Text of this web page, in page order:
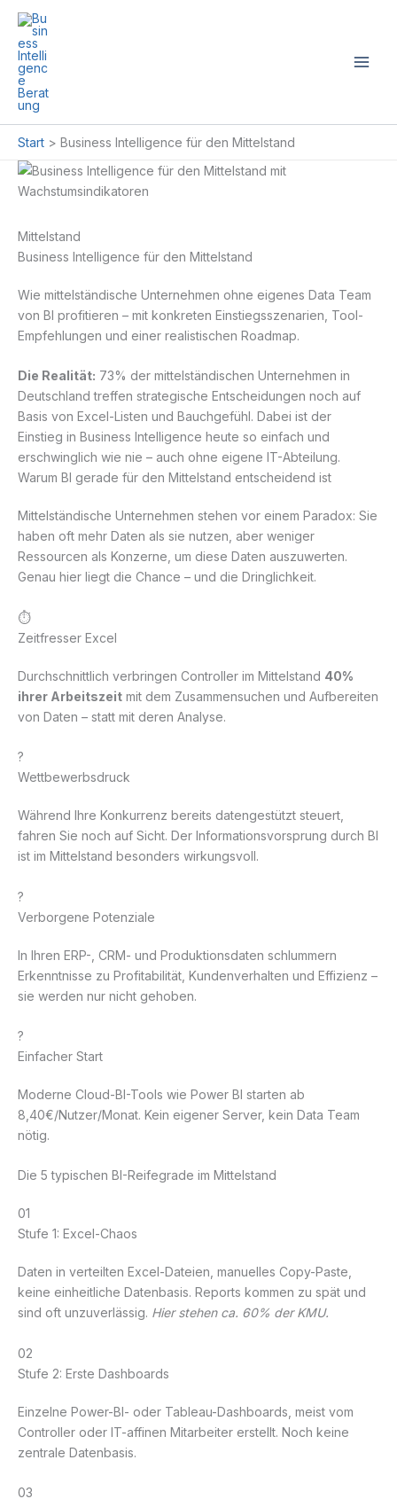
Zum
Inhalt
springen
Start Business Intelligence für den Mittelstand
Mittelstand
Business Intelligence für den Mittelstand
Wie mittelständische Unternehmen ohne eigenes Data Team
von BI profitieren – mit konkreten Einstiegsszenarien, Tool-
Empfehlungen und einer realistischen Roadmap.
Die Realität: 73% der mittelständischen Unternehmen in
Deutschland treffen strategische Entscheidungen noch auf
Basis von Excel-Listen und Bauchgefühl. Dabei ist der
Einstieg in Business Intelligence heute so einfach und
erschwinglich wie nie – auch ohne eigene IT-Abteilung.
Warum BI gerade für den Mittelstand entscheidend ist
Mittelständische Unternehmen stehen vor einem Paradox: Sie
haben oft mehr Daten als sie nutzen, aber weniger
Ressourcen als Konzerne, um diese Daten auszuwerten.
Genau hier liegt die Chance – und die Dringlichkeit.
⏱️
Zeitfresser Excel
Durchschnittlich verbringen Controller im Mittelstand 40%
ihrer Arbeitszeit mit dem Zusammensuchen und Aufbereiten
von Daten – statt mit deren Analyse.
?
Wettbewerbsdruck
Während Ihre Konkurrenz bereits datengestützt steuert,
fahren Sie noch auf Sicht. Der Informationsvorsprung durch BI
ist im Mittelstand besonders wirkungsvoll.
?
Verborgene Potenziale
In Ihren ERP-, CRM- und Produktionsdaten schlummern
Erkenntnisse zu Profitabilität, Kundenverhalten und Effizienz –
sie werden nur nicht gehoben.
?
Einfacher Start
Moderne Cloud-BI-Tools wie Power BI starten ab
8,40€/Nutzer/Monat. Kein eigener Server, kein Data Team
nötig.
Die 5 typischen BI-Reifegrade im Mittelstand
01
Stufe 1: Excel-Chaos
Daten in verteilten Excel-Dateien, manuelles Copy-Paste,
keine einheitliche Datenbasis. Reports kommen zu spät und
sind oft unzuverlässig. Hier stehen ca. 60% der KMU.
02
Stufe 2: Erste Dashboards
Einzelne Power-BI- oder Tableau-Dashboards, meist vom
Controller oder IT-affinen Mitarbeiter erstellt. Noch keine
zentrale Datenbasis.
03